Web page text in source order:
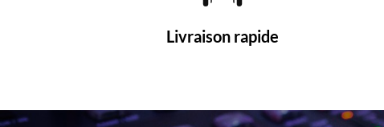
Livraison rapide